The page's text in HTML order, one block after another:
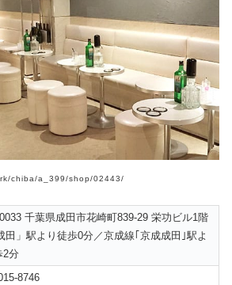
chiba/a_399/shop/02443/
千葉県成田市花崎町839-29 栄功ビル1階
田」駅より徒歩0分／京成線｢京成成田｣駅よ
2分
8746